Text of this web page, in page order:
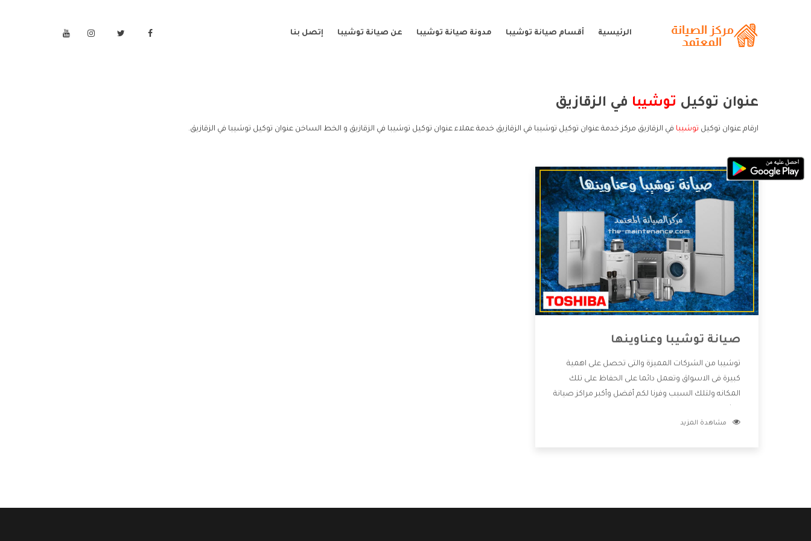
الرئيسية أقسام صيانة توشيبا مدونة صيانة توشيبا عن صيانة توشيبا إتصل بنا
عنوان توكيل توشيبا في الزقازيق
ارقام عنوان توكيل توشيبا في الزقازيق مركز خدمة عنوان توكيل توشيبا في الزقازيق خدمة عملاء عنوان توكيل توشيبا في الزقازيق و الخط الساخن عنوان توكيل توشيبا في الزقازيق.
صيانة توشيبا وعناوينها
توشيبا من الشركات المميزة والتى تحصل على اهمية
كبيرة فى الاسواق وتعمل دائما على الحفاظ على تلك
المكانه ولتلك السبب وفرنا لكم أفضل وأكبر مراكز صيانة
ويستطيع القيام بتصليح جميع المنتجات دون اى ازعاج
مشاهدة المزيد